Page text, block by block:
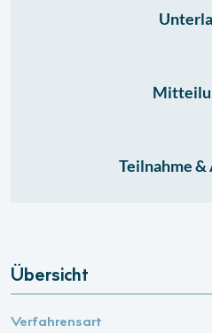
Teilnahme &
Übersicht
Verfahrensart